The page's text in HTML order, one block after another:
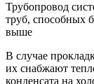
Трубопровод
труб, способных
выше
В случае
их снабжают
конденсата на